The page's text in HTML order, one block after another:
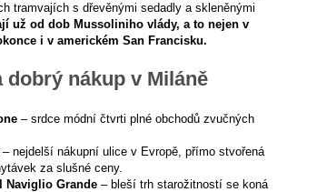
tramvajích s dřevěnými sedadly a skleněnými
už od dob Mussoliniho vlády, a to nejen v
i v americkém San Francisku.
dobrý nákup v Miláně
– srdce módní čtvrti plné obchodů zvučných
– nejdelší nákupní ulice v Evropě, přímo stvořená
za slušné ceny.
Naviglio Grande – bleší trh starožitností se koná